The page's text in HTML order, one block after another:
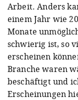
Arbeit. Anders
einem Jahr wie
Monate
schwierig ist, so
erscheinen
Branche waren
beschäftigt und
Erscheinungen